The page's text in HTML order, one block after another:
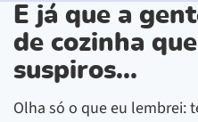
E já que a
de cozinha
suspiros...
Olha só o que eu lembrei: